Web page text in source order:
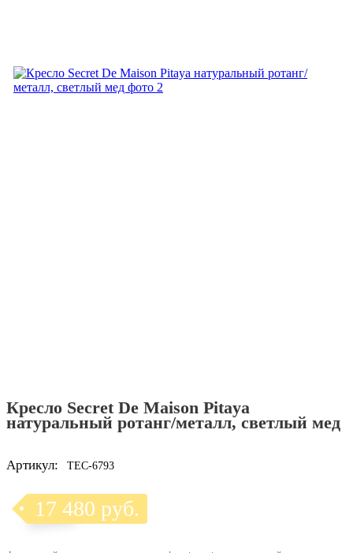
Кресло Secret De Maison Pitaya
натуральный ротанг/металл, светлый мед
Артикул: TEC-6793
17 480 руб.